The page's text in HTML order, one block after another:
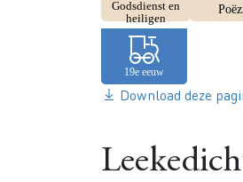
Godsdienst en
heiligen
Download deze